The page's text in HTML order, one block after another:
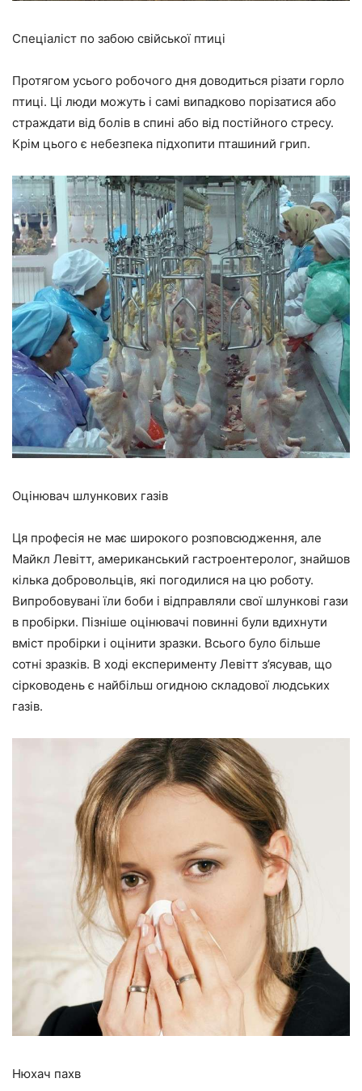
Спеціаліст по забою свійської птиці
Протягом усього робочого дня доводиться різати горло
птиці. Ці люди можуть і самі випадково порізатися або
страждати від болів в спині або від постійного стресу.
Крім цього є небезпека підхопити пташиний грип.
Оцінювач шлункових газів
Ця професія не має широкого розповсюдження, але
Майкл Левітт, американський гастроентеролог, знайшов
кілька добровольців, які погодилися на цю роботу.
Випробовувані їли боби і відправляли свої шлункові гази
в пробірки. Пізніше оцінювачі повинні були вдихнути
вміст пробірки і оцінити зразки. Всього було більше
сотні зразків. В ході експерименту Левітт з’ясував, що
сірководень є найбільш огидною складової людських
газів.
Нюхач пахв